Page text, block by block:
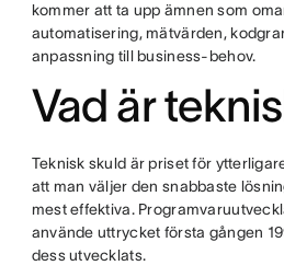
kommer att ta upp ämnen som
automatisering, mätvärden,
anpassning till business-behov.
Vad är
Teknisk skuld är priset för
att man väljer den snabbaste
mest effektiva.
använde uttrycket första gången
dess utvecklats.